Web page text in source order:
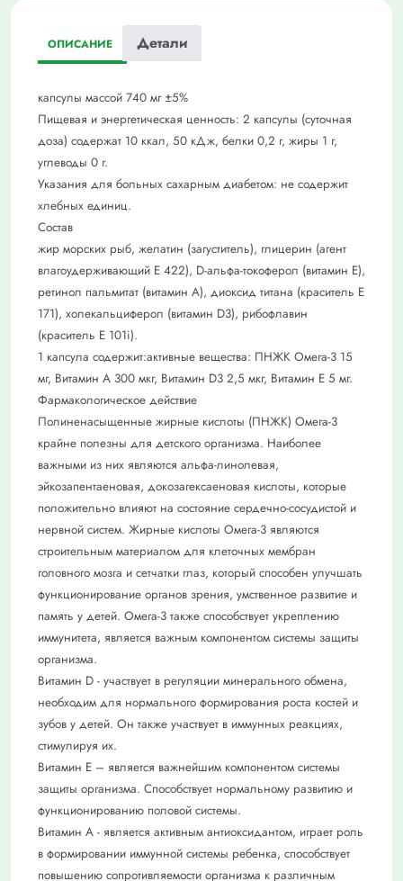
ОПИСАНИЕ Детали
капсулы массой 740 мг ±5%
Пищевая и энергетическая ценность: 2 капсулы (суточная
доза) содержат 10 ккал, 50 кДж, белки 0,2 г, жиры 1 г,
углеводы 0 г.
Указания для больных сахарным диабетом: не содержит
хлебных единиц.
Состав
жир морских рыб, желатин (загуститель), глицерин (агент
влагоудерживающий Е 422), D-альфа-токоферол (витамин Е),
ретинол пальмитат (витамин А), диоксид титана (краситель Е
171), холекальциферол (витамин D3), рибофлавин
(краситель Е 101i).
1 капсула содержит:активные вещества: ПНЖК Омега-3 15
мг, Витамин А 300 мкг, Витамин D3 2,5 мкг, Витамин Е 5 мг.
Фармакологическое действие
Полиненасыщенные жирные кислоты (ПНЖК) Омега-3
крайне полезны для детского организма. Наиболее
важными из них являются альфа-линолевая,
эйкозапентаеновая, докозагексаеновая кислоты, которые
положительно влияют на состояние сердечно-сосудистой и
нервной систем. Жирные кислоты Омега-3 являются
строительным материалом для клеточных мембран
головного мозга и сетчатки глаз, который способен улучшать
функционирование органов зрения, умственное развитие и
память у детей. Омега-3 также способствует укреплению
иммунитета, является важным компонентом системы защиты
организма.
Витамин D - участвует в регуляции минерального обмена,
необходим для нормального формирования роста костей и
зубов у детей. Он также участвует в иммунных реакциях,
стимулируя их.
Витамин Е – является важнейшим компонентом системы
защиты организма. Способствует нормальному развитию и
функционированию половой системы.
Витамин А - является активным антиоксидантом, играет роль
в формировании иммунной системы ребенка, способствует
повышению сопротивляемости организма к различным